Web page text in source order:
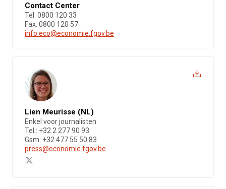
Contact Center
Tel: 0800 120 33
Fax: 0800 120 57
info.eco@economie.fgov.be
Lien Meurisse (NL)
Enkel voor journalisten
Tel.: +32 2 277 90 93
Gsm: +32 477 55 50 83
press@economie.fgov.be